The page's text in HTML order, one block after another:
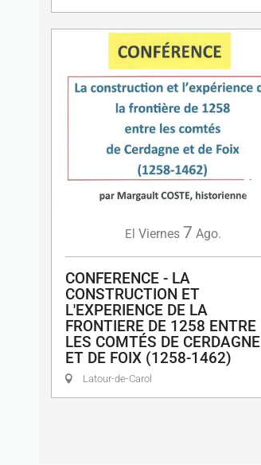
El Viernes 7 Ago.
CONFERENCE - LA
CONSTRUCTION ET
L'EXPERIENCE DE LA
FRONTIERE DE 1258 ENTRE
LES COMTÉS DE CERDAGNE
ET DE FOIX (1258-1462)
Latour-de-Carol